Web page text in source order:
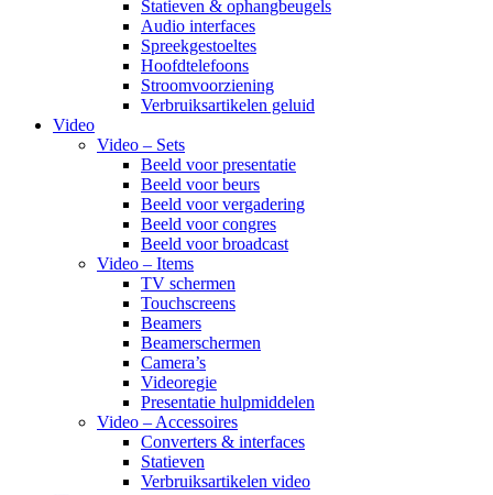
Statieven & ophangbeugels
Audio interfaces
Spreekgestoeltes
Hoofdtelefoons
Stroomvoorziening
Verbruiksartikelen geluid
Video
Video – Sets
Beeld voor presentatie
Beeld voor beurs
Beeld voor vergadering
Beeld voor congres
Beeld voor broadcast
Video – Items
TV schermen
Touchscreens
Beamers
Beamerschermen
Camera’s
Videoregie
Presentatie hulpmiddelen
Video – Accessoires
Converters & interfaces
Statieven
Verbruiksartikelen video